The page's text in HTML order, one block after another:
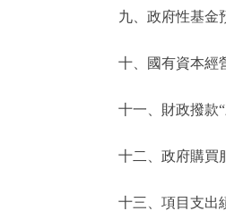
九、政府性基金
十、國有資本經
十一、財政撥款“
十二、政府購買
十三、項目支出